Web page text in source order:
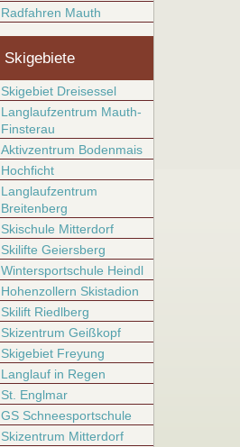
Radfahren Mauth
Skigebiete
Skigebiet Dreisessel
Langlaufzentrum Mauth-
Finsterau
Aktivzentrum Bodenmais
Hochficht
Langlaufzentrum
Breitenberg
Skischule Mitterdorf
Skilifte Geiersberg
Wintersportschule Heindl
Hohenzollern Skistadion
Skilift Riedlberg
Skizentrum Geißkopf
Skigebiet Freyung
Langlauf in Regen
St. Englmar
GS Schneesportschule
Skizentrum Mitterdorf